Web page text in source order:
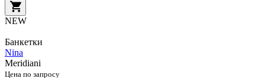
NEW
Банкетки
Nina
Meridiani
Цена по запросу